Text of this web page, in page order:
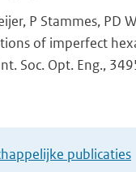
P Stammes, PD
of imperfect
Soc. Opt. Eng.,
publicaties